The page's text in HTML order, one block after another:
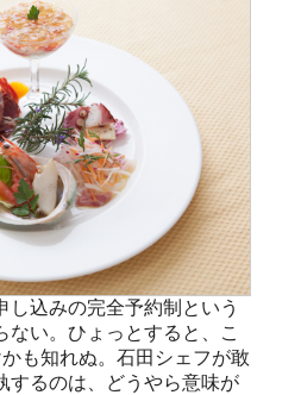
し込みの完全予約制という
ない。ひょっとすると、こ
も知れぬ。石田シェフが敢
するのは、どうやら意味が